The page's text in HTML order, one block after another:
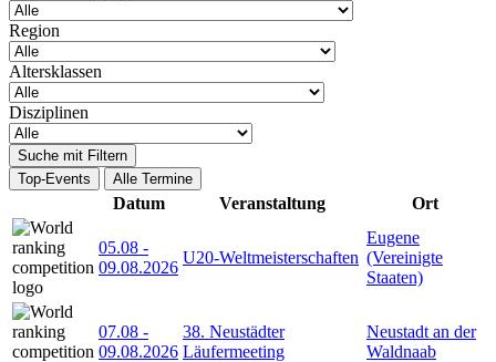
Region
Altersklassen
Disziplinen
Suche mit Filtern
Top-Events
Alle Termine
Datum Veranstaltung Ort
05.08 -
09.08.2026
U20-Weltmeisterschaften
Eugene
(Vereinigte
Staaten)
07.08 -
09.08.2026
38. Neustädter
Läufermeeting
Neustadt an der
Waldnaab